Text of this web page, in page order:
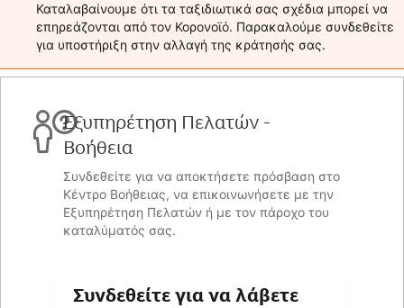
Καταλαβαίνουμε ότι τα ταξιδιωτικά σας σχέδια μπορεί να
επηρεάζονται από τον Κορονοϊό. Παρακαλούμε συνδεθείτε
για υποστήριξη στην αλλαγή της κράτησής σας.
Εξυπηρέτηση Πελατών -
Βοήθεια
Συνδεθείτε για να αποκτήσετε πρόσβαση στο
Κέντρο Βοήθειας, να επικοινωνήσετε με την
Εξυπηρέτηση Πελατών ή με τον πάροχο του
καταλύματός σας.
Συνδεθείτε για να λάβετε